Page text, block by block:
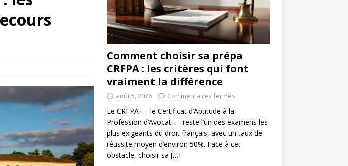
Comment choisir sa prépa
CRFPA : les critères qui font
vraiment la différence
août 5, 2026 Commentaires fermés
Le CRFPA — le Certificat d’Aptitude à la
Profession d’Avocat — reste l’un des examens les
plus exigeants du droit français, avec un taux de
réussite moyen d’environ 50%. Face à cet
obstacle, choisir sa […]